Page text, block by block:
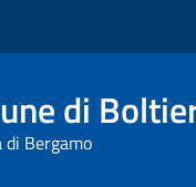
di
di Bergamo